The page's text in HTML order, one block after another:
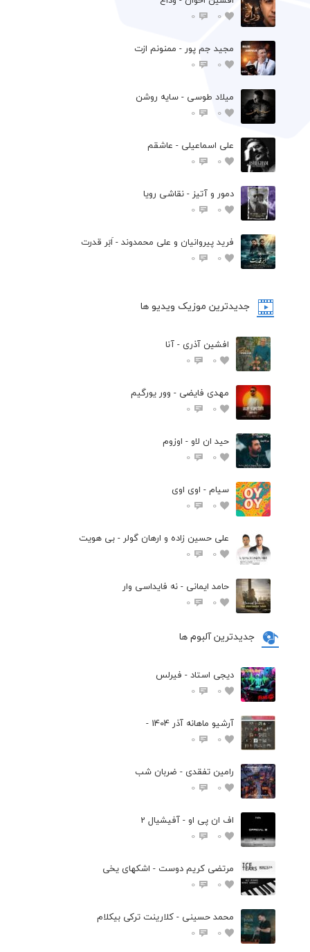
0
0
مجید جم پور - ممنونم ازت
0
0
میلاد طوسی - سایه روشن
0
0
علی اسماعیلی - عاشقم
0
0
دمور و آتیز - نقاشی رویا
0
0
فرید پیروانیان و علی محمدوند - اَبَر قدرت
0
0
جدیدترین موزیک ویدیو ها
افشین آذری - آنا
0
0
مهدی فایضی - وور یورگیم
0
0
حید ان لاو - اوزوم
0
0
سیام - اوی اوی
0
0
علی حسین زاده و ارهان گولر - بی هویت
0
0
حامد ایمانی - نه فایداسی وار
0
0
جدیدترین آلبوم ها
دیجی استاد - فیرلس
0
0
آرشیو ماهانه آذر 1404 -
0
0
رامین تفقدی - ضربان شب
0
0
اف ان پی او - آفیشیال 2
0
0
مرتضی کریم دوست - اشکهای یخی
0
0
محمد حسینی - کلارینت ترکی بیکلام
0
0